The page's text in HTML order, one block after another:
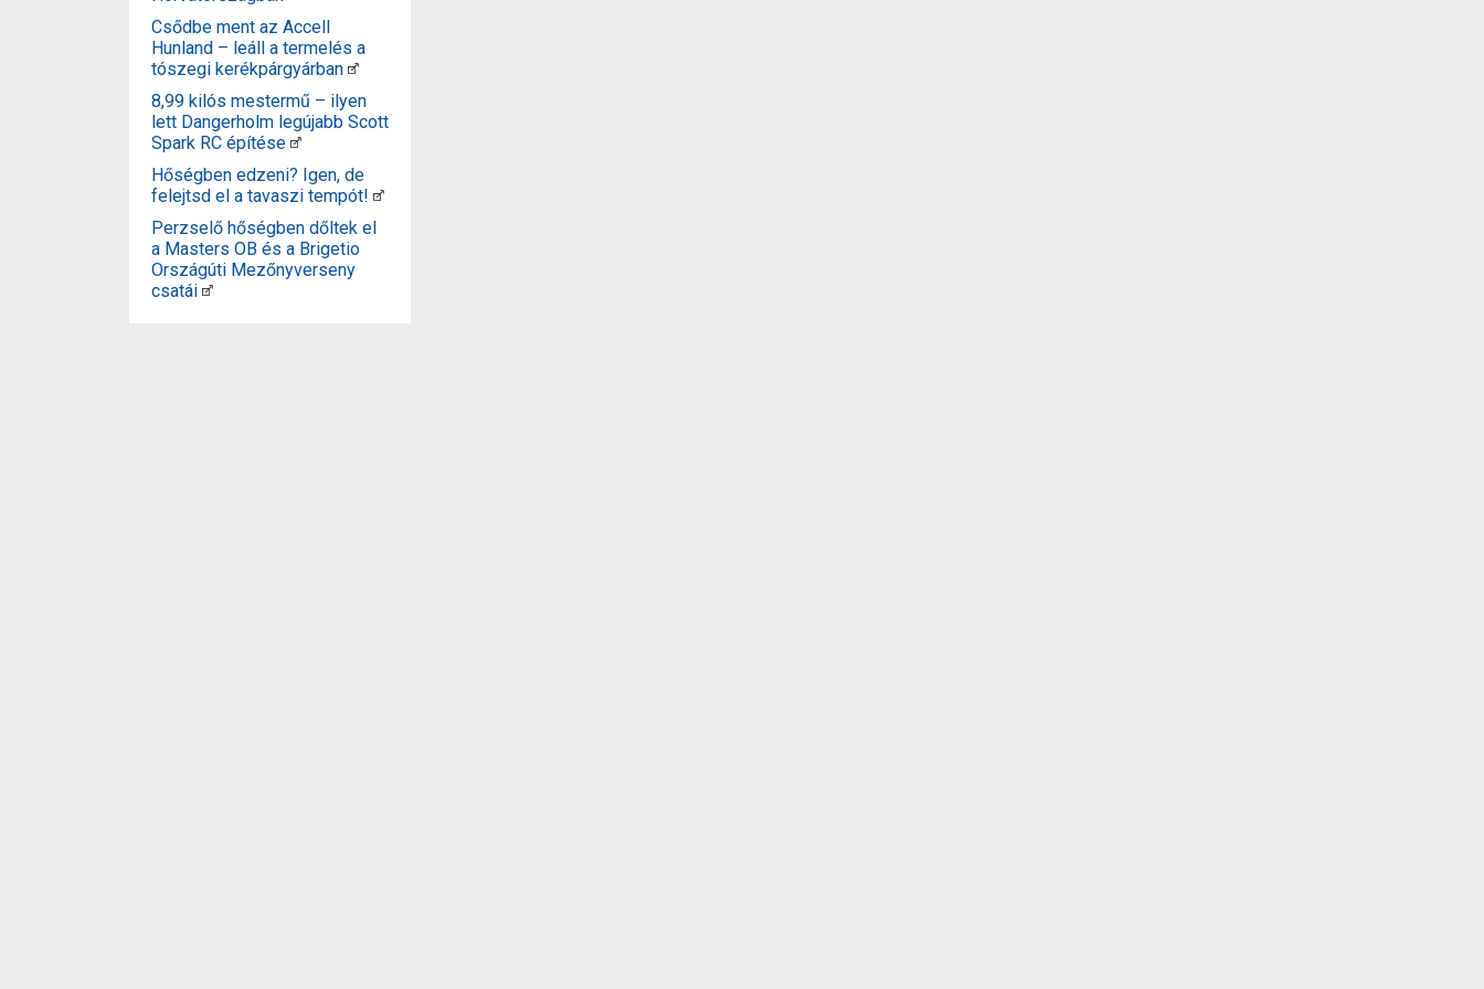
Csődbe ment az Accell
Hunland – leáll a termelés a
tószegi kerékpárgyárban
8,99 kilós mestermű – ilyen
lett Dangerholm legújabb Scott
Spark RC építése
Hőségben edzeni? Igen, de
felejtsd el a tavaszi tempót!
Perzselő hőségben dőltek el
a Masters OB és a Brigetio
Országúti Mezőnyverseny
csatái